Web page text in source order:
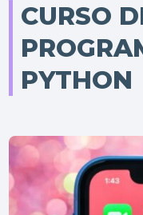
CURSO
PYTHON